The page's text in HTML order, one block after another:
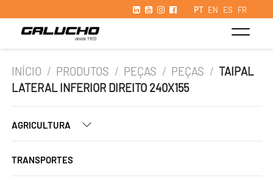
PT EN ES FR
INÍCIO / PRODUTOS / PEÇAS / PEÇAS / TAIPAL
LATERAL INFERIOR DIREITO 240X155
AGRICULTURA
TRANSPORTES